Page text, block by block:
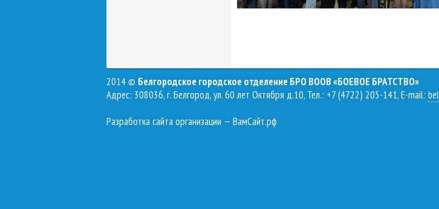
2014 © Белгородское городское отделение БРО ВООВ «БОЕВОЕ БРАТСТВО»
Адрес: 308036, г. Белгород, ул. 60 лет Октября д.10, Тел.: +7 (4722) 205-141, E-mail:
Разработка сайта организации — ВамСайт.рф